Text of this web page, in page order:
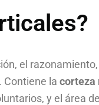
el
Contiene la corteza
y el área